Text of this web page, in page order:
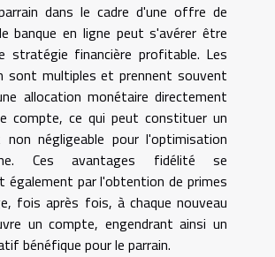
dans le cadre d'une offre de
banque en ligne peut s'avérer être
stratégie financière profitable. Les
sont multiples et prennent souvent
allocation monétaire directement
compte, ce qui peut constituer un
non négligeable pour l'optimisation
Ces avantages fidélité se
également par l'obtention de primes
fois après fois, à chaque nouveau
un compte, engendrant ainsi un
bénéfique pour le parrain.